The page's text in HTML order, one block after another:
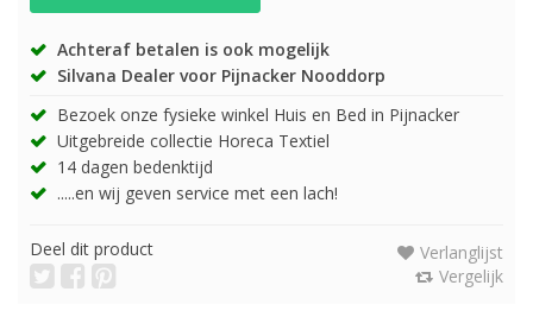
Achteraf betalen is ook mogelijk
Silvana Dealer voor Pijnacker Nooddorp
Bezoek onze fysieke winkel Huis en Bed in Pijnacker
Uitgebreide collectie Horeca Textiel
14 dagen bedenktijd
.....en wij geven service met een lach!
Deel dit product
Verlanglijst
Vergelijk